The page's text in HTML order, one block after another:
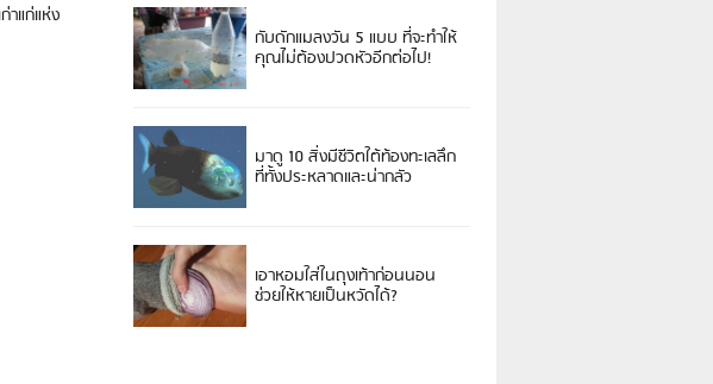
าแก่แห่ง
กับดักแมลงวัน 5 แบบ ที่จะทำให้
คุณไม่ต้องปวดหัวอีกต่อไป!
มาดู 10 สิ่งมีชีวิตใต้ท้องทะเลลึก
ที่ทั้งประหลาดและน่ากลัว
เอาหอมใส่ในถุงเท้าก่อนนอน
ช่วยให้หายเป็นหวัดได้?